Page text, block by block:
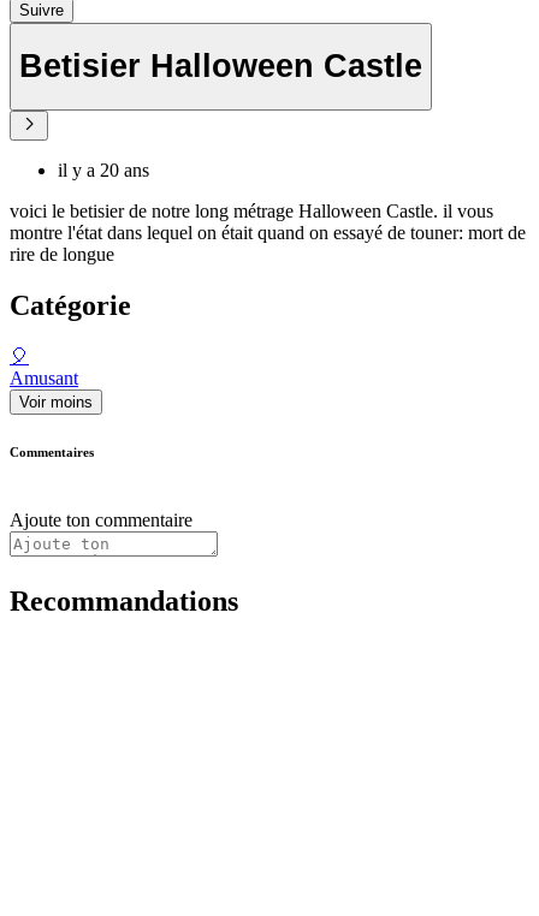
Suivre
Betisier Halloween Castle
il y a 20 ans
voici le betisier de notre long métrage Halloween Castle. il vous
montre l'état dans lequel on était quand on essayé de touner: mort de
rire de longue
Catégorie
🎈
Amusant
Voir moins
Commentaires
Ajoute ton commentaire
Recommandations